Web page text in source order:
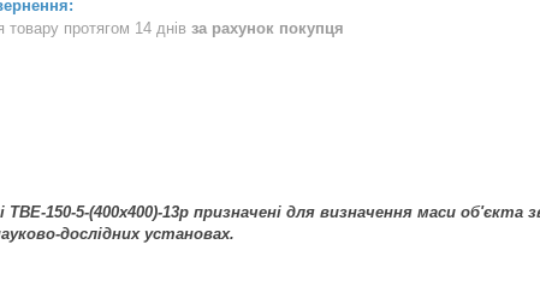
товару протягом 14 днів за рахунок покупця
150-5-(400х400)-13р призначені для визначення маси об'єкта
дослідних установах.